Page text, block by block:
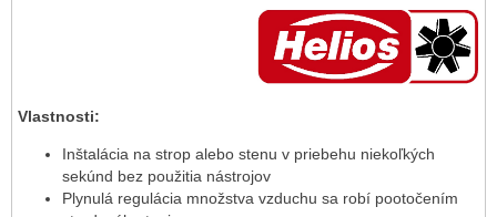
Vlastnosti:
Inštalácia na strop alebo stenu v priebehu niekoľkých
sekúnd bez použitia nástrojov
Plynulá regulácia množstva vzduchu sa robí pootočením